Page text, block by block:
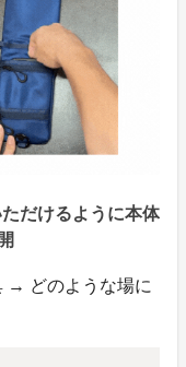
だけるように本体
→ どのような場に